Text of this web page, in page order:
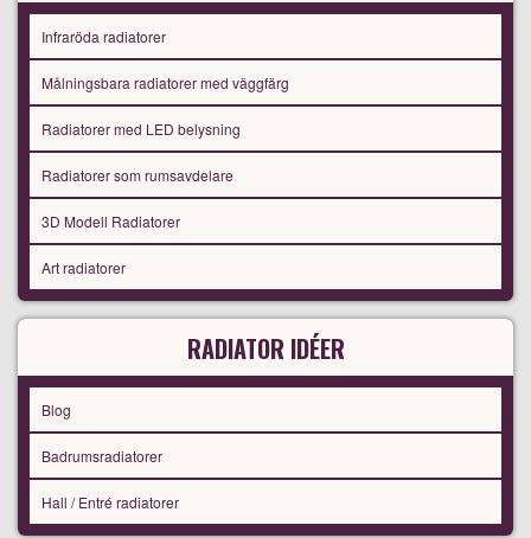
Infraröda radiatorer
Målningsbara radiatorer med väggfärg
Radiatorer med LED belysning
Radiatorer som rumsavdelare
3D Modell Radiatorer
Art radiatorer
RADIATOR IDÉER
Blog
Badrumsradiatorer
Hall / Entré radiatorer